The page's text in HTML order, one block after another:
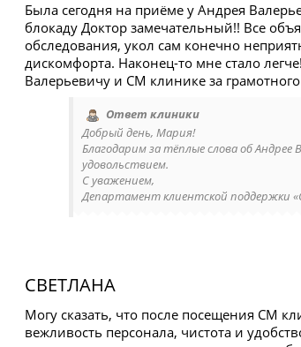
Была сегодня на приёме у Андрея
блокаду Доктор замечательный!! Все
обследования, укол сам конечно
дискомфорта. Наконец-то мне стало
Валерьевичу и СМ клинике за
Ответ клиники
Добрый день, Мария!
Благодарим за тёплые слова об
удовольствием.
С уважением,
Департамент клиентской поддержки
СВЕТЛАНА
Могу сказать, что после посещения СМ
вежливость персонала, чистота и